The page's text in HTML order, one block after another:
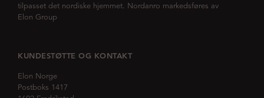
tilpasset det nordiske hjemmet. Nordanro markedsføres av
Elon Group
KUNDESTØTTE OG KONTAKT
Elon Norge
Postboks 1417